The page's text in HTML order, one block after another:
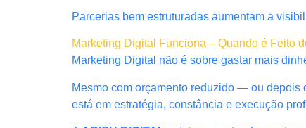
Parcerias bem estruturadas aumentam a
Marketing Digital Funciona – Quando é Feito
Marketing Digital não é sobre gastar mais
Mesmo com orçamento reduzido — ou
está em estratégia, constância e execução